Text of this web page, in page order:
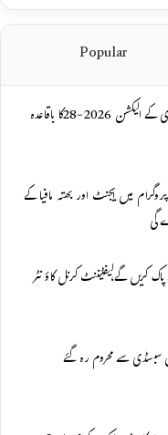
Popular
چیمبر آف کامرس اینڈ انڈسٹری کے الیکشن 2026-28کا باقاعدہ
میں ایجنٹ اور بھتہ مافیا کے
گی
کریں گے،لیفٹیننٹ کرنل کاؤنٹر